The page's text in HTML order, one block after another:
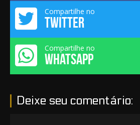
Compartilhe no
TWITTER
Compartilhe no
WHATSAPP
Deixe seu comentário: